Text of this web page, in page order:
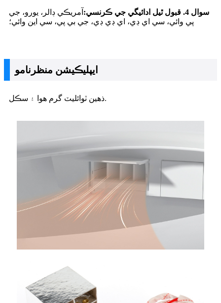
سوال 4. قبول ٿيل ادائيگي جي ڪرنسي:
آمريڪي ڊالر، يورو، جي
پي وائي، سي اي ڊي، اي ڊي ڊي، جي بي پي، سي اين وائي؛
ايپليڪيشن منظرنامو
ذهين ٽوائليٽ گرم هوا ۽ سڪل.